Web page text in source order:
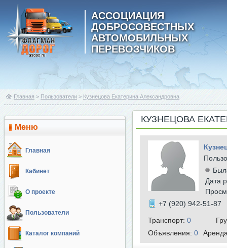
АССОЦИАЦИЯ
ДОБРОСОВЕСТНЫХ
АВТОМОБИЛЬНЫХ
ПЕРЕВОЗЧИКОВ
Главная > Пользователи > Кузнецова Екатерина Александровна
Меню
Главная
Кабинет
О проекте
Пользователи
Каталог компаний
КУЗНЕЦОВА
Дата
+7 (920) 942-51-87
Транспорт: 0
Объявления: 0